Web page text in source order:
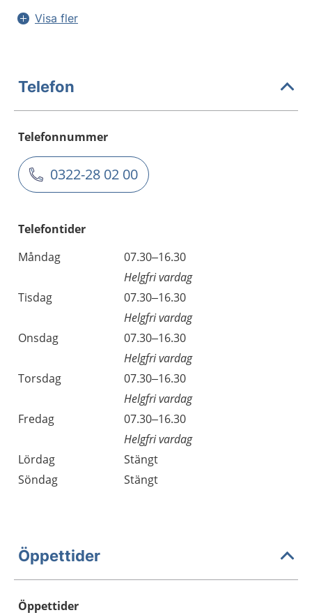
Visa fler
Telefon
Telefonnummer
0322-28 02 00
Telefontider
Måndag
07.30–16.30
Helgfri vardag
Tisdag
07.30–16.30
Helgfri vardag
Onsdag
07.30–16.30
Helgfri vardag
Torsdag
07.30–16.30
Helgfri vardag
Fredag
07.30–16.30
Helgfri vardag
Lördag
Stängt
Söndag
Stängt
Öppettider
Öppettider